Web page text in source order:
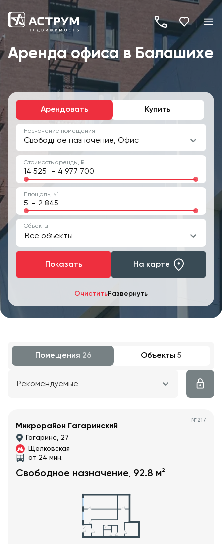
+7
(495)
260-
19-
Аренда офиса в Балашихе
Арендовать Купить
ОчиститьРазвернуть
Назначение помещения
Свободное назначение, Офис
Стоимость аренды, ₽
-
Площадь, м2
-
Объекты
Все объекты
Показать На карте
Помещения 26 Объекты 5
Рекомендуемые
№217
Микрорайон Гагаринский
Гагарина, 27
Щелковская
от 24 мин.
Свободное назначение, 92.8 м2